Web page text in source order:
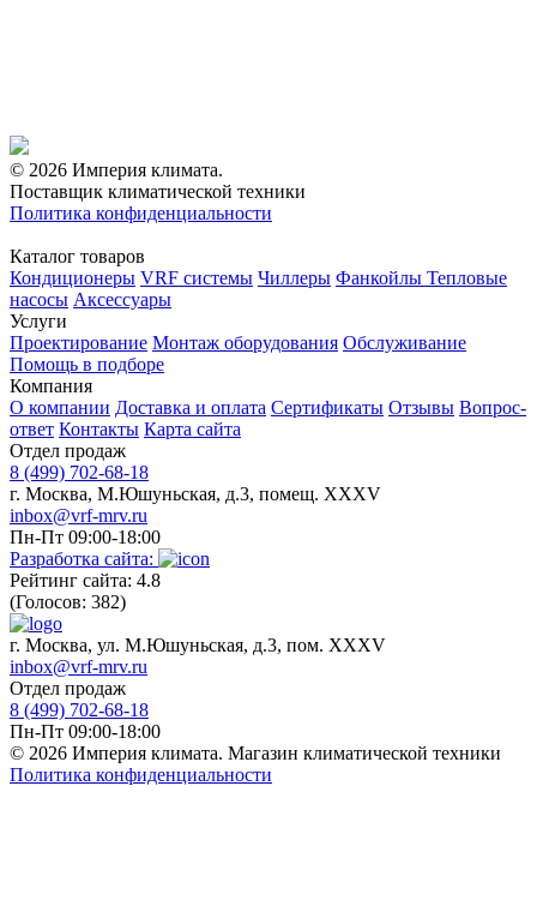
© 2026 Империя климата.
Поставщик климатической техники
Политика конфиденциальности
Каталог товаров
Кондиционеры VRF системы Чиллеры Фанкойлы Тепловые
насосы Аксессуары
Услуги
Проектирование Монтаж оборудования Обслуживание
Помощь в подборе
Компания
О компании Доставка и оплата Сертификаты Отзывы Вопрос-
ответ Контакты Карта сайта
Отдел продаж
8 (499) 702-68-18
г. Москва, М.Юшуньская, д.3, помещ. XXXV
inbox@vrf-mrv.ru
Пн-Пт 09:00-18:00
Разработка сайта:
Рейтинг сайта: 4.8
(Голосов: 382)
г. Москва, ул. М.Юшуньская, д.3, пом. XXXV
inbox@vrf-mrv.ru
Отдел продаж
8 (499) 702-68-18
Пн-Пт 09:00-18:00
© 2026 Империя климата. Магазин климатической техники
Политика конфиденциальности